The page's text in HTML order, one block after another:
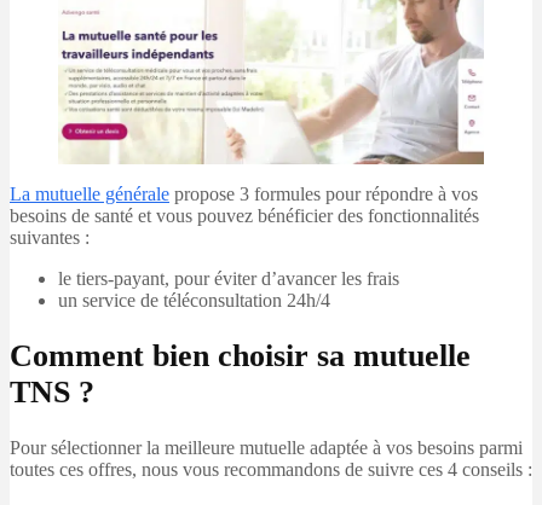
La mutuelle générale propose 3 formules pour répondre à vos
besoins de santé et vous pouvez bénéficier des fonctionnalités
suivantes :
le tiers-payant, pour éviter d’avancer les frais
un service de téléconsultation 24h/4
Comment bien choisir sa mutuelle
TNS ?
Pour sélectionner la meilleure mutuelle adaptée à vos besoins parmi
toutes ces offres, nous vous recommandons de suivre ces 4 conseils :